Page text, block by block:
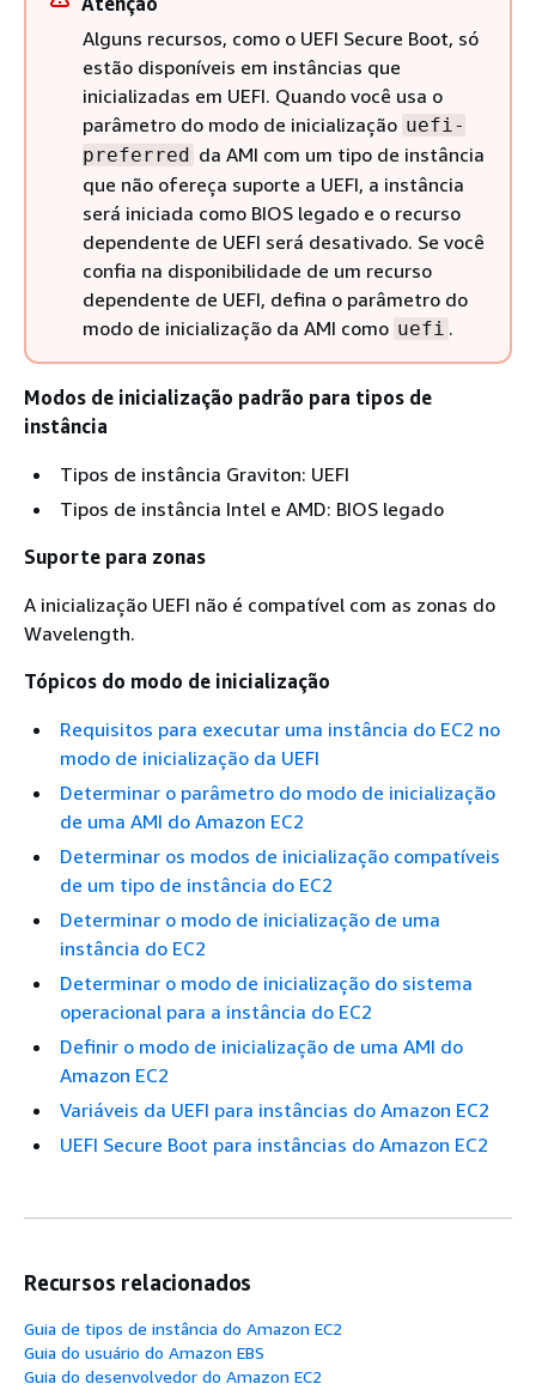
Alguns recursos, como o UEFI Secure Boot, só
estão disponíveis em instâncias que
inicializadas em UEFI. Quando você usa o
parâmetro do modo de inicialização uefi-
preferred da AMI com um tipo de instância
que não ofereça suporte a UEFI, a instância
será iniciada como BIOS legado e o recurso
dependente de UEFI será desativado. Se você
confia na disponibilidade de um recurso
dependente de UEFI, defina o parâmetro do
modo de inicialização da AMI como uefi .
Modos de inicialização padrão para tipos de
instância
Tipos de instância Graviton: UEFI
Tipos de instância Intel e AMD: BIOS legado
Suporte para zonas
A inicialização UEFI não é compatível com as zonas do
Wavelength.
Tópicos do modo de inicialização
Requisitos para executar uma instância do EC2 no
modo de inicialização da UEFI
Determinar o parâmetro do modo de inicialização
de uma AMI do Amazon EC2
Determinar os modos de inicialização compatíveis
de um tipo de instância do EC2
Determinar o modo de inicialização de uma
instância do EC2
Determinar o modo de inicialização do sistema
operacional para a instância do EC2
Definir o modo de inicialização de uma AMI do
Amazon EC2
Variáveis da UEFI para instâncias do Amazon EC2
UEFI Secure Boot para instâncias do Amazon EC2
Recursos relacionados
Guia de tipos de instância do Amazon EC2
Guia do usuário do Amazon EBS
Guia do desenvolvedor do Amazon EC2